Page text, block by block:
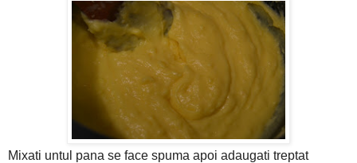
Mixati untul pana se face spuma apoi adaugati treptat